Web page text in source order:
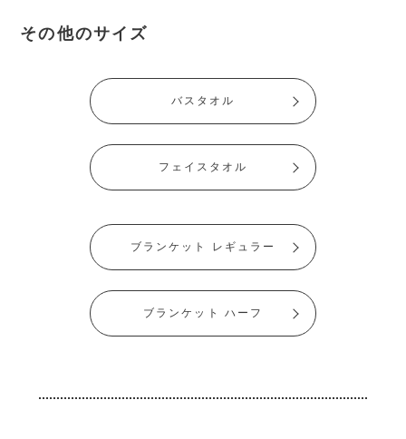
その他のサイズ
バスタオル
フェイスタオル
ブランケット レギュラー
ブランケット ハーフ